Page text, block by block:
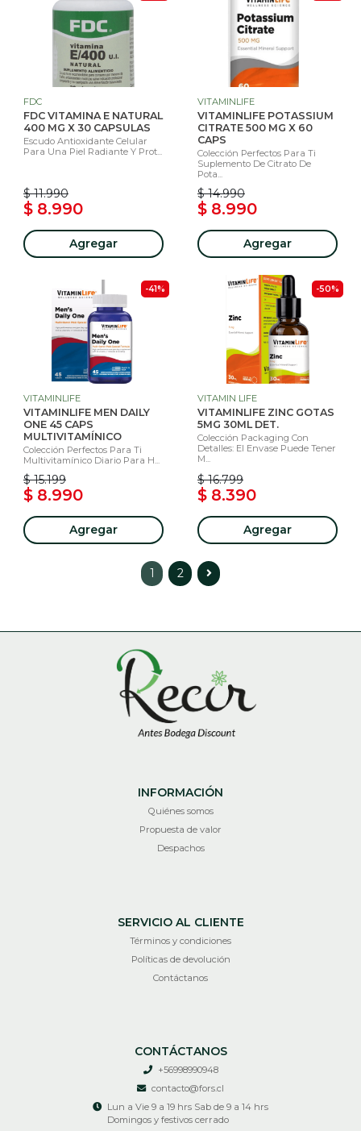
FDC
FDC VITAMINA E NATURAL
400 MG X 30 CAPSULAS
Escudo Antioxidante Celular
Para Una Piel Radiante Y Prot...
$ 11.990
$ 8.990
Agregar
VITAMINLIFE
VITAMINLIFE POTASSIUM
CITRATE 500 MG X 60
CAPS
Colección Perfectos Para Ti
Suplemento De Citrato De
Pota...
$ 14.990
$ 8.990
Agregar
-41%
VITAMINLIFE
VITAMINLIFE MEN DAILY
ONE 45 CAPS
MULTIVITAMÍNICO
Colección Perfectos Para Ti
Multivitamínico Diario Para H...
$ 15.199
$ 8.990
Agregar
-50%
VITAMIN LIFE
VITAMINLIFE ZINC GOTAS
5MG 30ML DET.
Colección Packaging Con
Detalles: El Envase Puede Tener
M...
$ 16.799
$ 8.390
Agregar
1 2
INFORMACIÓN
Quiénes somos
Propuesta de valor
Despachos
SERVICIO AL CLIENTE
Términos y condiciones
Políticas de devolución
Contáctanos
CONTÁCTANOS
+56998990948
contacto@fors.cl
Lun a Vie 9 a 19 hrs Sab de 9 a 14 hrs
Domingos y festivos cerrado